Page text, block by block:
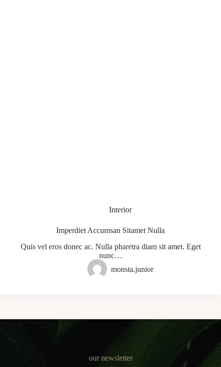
Interior
Imperdiet Accumsan Sitamet Nulla
Quis vel eros donec ac. Nulla pharetra diam sit amet. Eget
nunc…
monsta.junior
our newsletter